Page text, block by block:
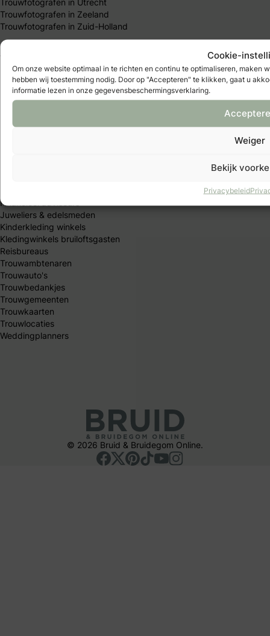
Cookie-
Om onze website optimaal in te richten en continu te optimaliseren, maken
hebben wij toestemming nodig. Door op "Accepteren" te klikken, gaat u
informatie lezen in onze gegevensbeschermingsverklaring.
Weiger
Bekijk
Privacybeleid
Trouwfotografen in Zeeland
Trouwfotografen in Zuid-Holland
Bands & DJ's
Bloemisten
Bruidegomswinkels
Bruidsbeurzen
Financieel adviseurs
Juweliers & edelsmeden
Kinderkleding winkels
Kledingwinkels bruiloftsgasten
Reisbureaus
Trouwambtenaren
Trouwauto's
Trouwbedankjes
Trouwgemeenten
Trouwkaarten
Trouwlocaties
Weddingplanners
© 2026 Bruid & Bruidegom Online.